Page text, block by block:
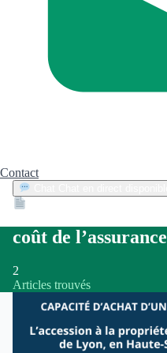
Contact
coût de l’assurance
2
Articles trouvés